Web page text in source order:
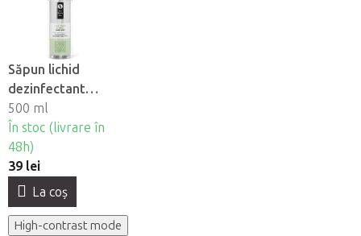
Săpun lichid
dezinfectant
Sara Beauty Spa
- Arbore de Ceai
si Mentă
500 ml
În stoc (livrare în
48h)
39 lei
La coş
High-contrast mode